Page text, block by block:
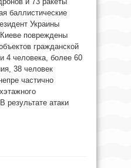
баллистические
Украины
повреждены
гражданской
4 человека, более 60
38 человек
частично
результате атаки